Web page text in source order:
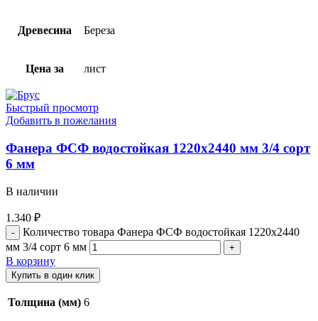
Древесина Береза
Цена за лист
Быстрый просмотр
Добавить в пожелания
Фанера ФСФ водостойкая 1220х2440 мм 3/4 сорт
6 мм
В наличии
1.340 ₽
Количество товара Фанера ФСФ водостойкая 1220х2440
мм 3/4 сорт 6 мм
В корзину
Купить в один клик
Толщина (мм) 6